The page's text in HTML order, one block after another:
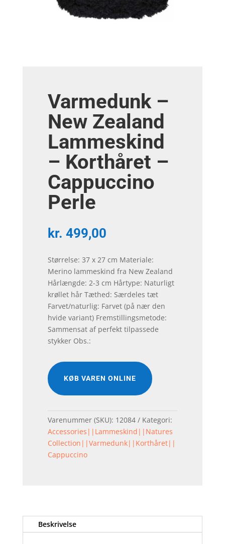
Varmedunk –
New Zealand
Lammeskind
– Korthåret –
Cappuccino
Perle
kr. 499,00
Størrelse: 37 x 27 cm Materiale:
Merino lammeskind fra New Zealand
Hårlængde: 2-3 cm Hårtype: Naturligt
krøllet hår Tæthed: Særdeles tæt
Farvet/naturlig: Farvet (på nær den
hvide variant) Fremstillingsmetode:
Sammensat af perfekt tilpassede
stykker Obs.:
KØB VAREN ONLINE
Varenummer (SKU): 12084
Kategori:
Accessories||Lammeskind||Natures
Collection||Varmedunk||Korthåret||
Cappuccino
Beskrivelse